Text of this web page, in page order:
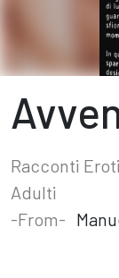
Racconti
Adulti
-From-